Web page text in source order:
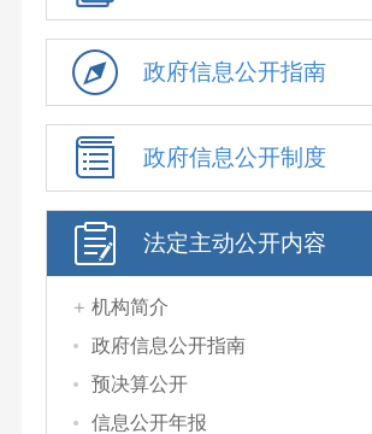
政府信息公开指南
政府信息公开制度
法定主动公开内容
机构简介
政府信息公开指南
预决算公开
信息公开年报